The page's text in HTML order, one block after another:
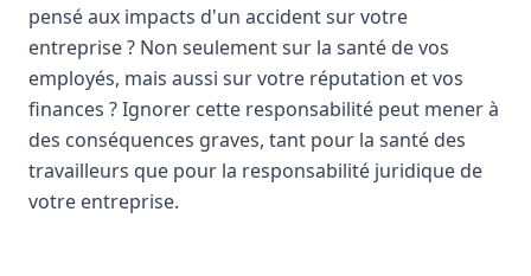
pensé aux impacts d'un accident sur votre
entreprise ? Non seulement sur la santé de vos
employés, mais aussi sur votre réputation et vos
finances ? Ignorer cette responsabilité peut mener à
des conséquences graves, tant pour la santé des
travailleurs que pour la responsabilité juridique de
votre entreprise.